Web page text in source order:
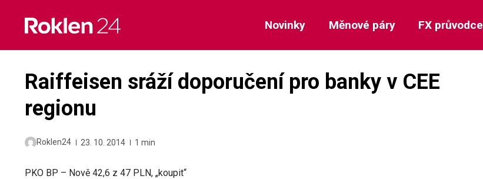
content
Novinky Měnové páry FX průvodce
Raiffeisen sráží doporučení pro banky v CEE
regionu
Roklen24 23. 10. 2014 1 min
PKO BP – Nově 42,6 z 47 PLN, „koupit“